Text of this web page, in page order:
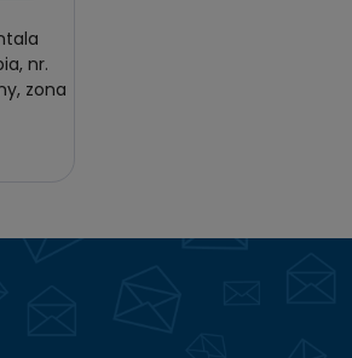
nr.
zona